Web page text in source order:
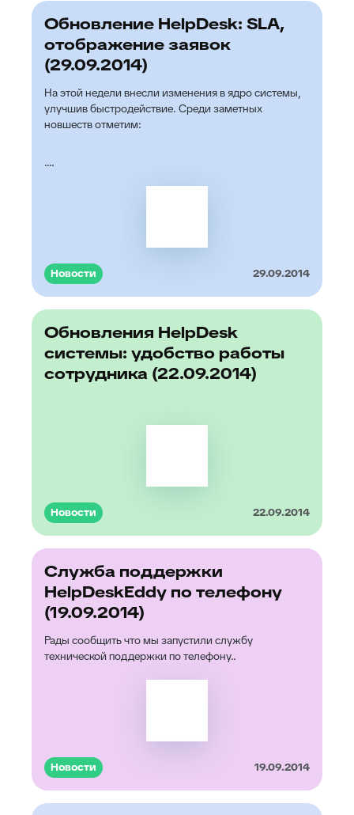
Обновление HelpDesk: SLA,
отображение заявок
(29.09.2014)
На этой недели внесли изменения в ядро системы,
улучшив быстродействие. Среди заметных
новшеств отметим:
....
Новости 29.09.2014
Обновления HelpDesk
системы: удобство работы
сотрудника (22.09.2014)
Новости 22.09.2014
Cлужба поддержки
HelpDeskEddy по телефону
(19.09.2014)
Рады сообщить что мы запустили службу
технической поддержки по телефону..
Новости 19.09.2014